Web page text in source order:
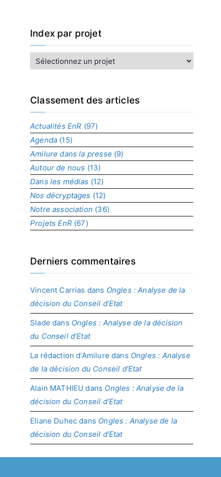
Index par projet
n
x
r
p
r
o
j
e
t
Classement des articles
Actualités EnR (97)
Agenda (15)
Amilure dans la presse (9)
Autour de nous (13)
Dans les médias (12)
Nos décryptages (12)
Notre association (36)
Projets EnR(67)
Derniers commentaires
Vincent Carrias dans Ongles : Analyse de la
décision du Conseil d’Etat
Slade dans Ongles : Analyse de la décision
du Conseil d’Etat
La rédaction d'Amilure dans Ongles : Analyse
de la décision du Conseil d’Etat
Alain MATHIEU dans Ongles : Analyse de la
décision du Conseil d’Etat
Eliane Duhec dans Ongles : Analyse de la
décision du Conseil d’Etat